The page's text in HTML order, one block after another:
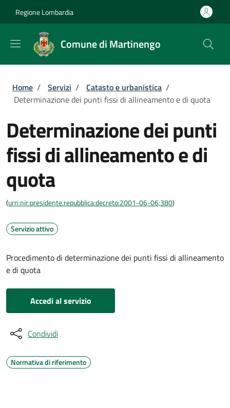
Regione Lombardia
Comune di Martinengo
Briciole di pane
Home / Servizi / Catasto e urbanistica /
Determinazione dei punti fissi di allineamento e di quota
Determinazione dei punti
fissi di allineamento e di
quota
(urn:nir:presidente.repubblica:decreto:2001-06-06;380)
Servizio attivo
Procedimento di determinazione dei punti fissi di allineamento
e di quota
Accedi al servizio
Condividi
Normativa di riferimento